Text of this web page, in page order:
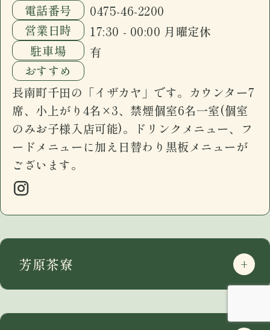
電話番号
0475-46-2200
営業日時
17:30 - 00:00 月曜定休
駐車場
有
おすすめ
長南町千田の「イザカヤ」です。カウンター7
席、小上がり4名×3、禁煙個室6名一室(個室
のみお子様入店可能)。ドリンクメニュー、フ
ードメニューに加え日替わり黒板メニューが
ございます。
芳原茶寮